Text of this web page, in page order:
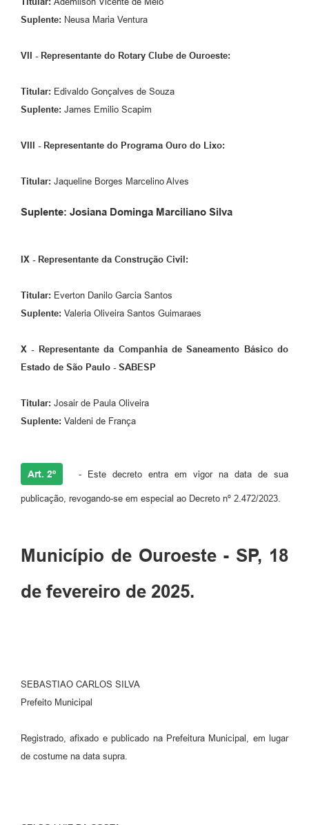
Suplente: Neusa Maria Ventura
VII - Representante do Rotary Clube de Ouroeste:
Titular: Edivaldo Gonçalves de Souza
Suplente: James Emilio Scapim
VIII - Representante do Programa Ouro do Lixo:
Titular: Jaqueline Borges Marcelino Alves
Suplente: Josiana Dominga Marciliano Silva
IX - Representante da Construção Civil:
Titular: Everton Danilo Garcia Santos
Suplente: Valeria Oliveira Santos Guimaraes
X - Representante da Companhia de Saneamento Básico do
Estado de São Paulo - SABESP
Titular: Josair de Paula Oliveira
Suplente: Valdeni de França
Art. 2º - Este decreto entra em vigor na data de sua
publicação, revogando-se em especial ao Decreto nº 2.472/2023.
Município de Ouroeste - SP, 18
de fevereiro de 2025.
SEBASTIAO CARLOS SILVA
Prefeito Municipal
Registrado, afixado e publicado na Prefeitura Municipal, em lugar
de costume na data supra.